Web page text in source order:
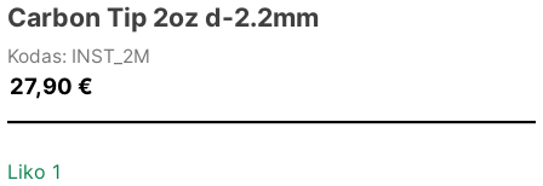
Carbon Tip 2oz d-2.2mm
Kodas: INST_2M
27,90 €
Liko 1